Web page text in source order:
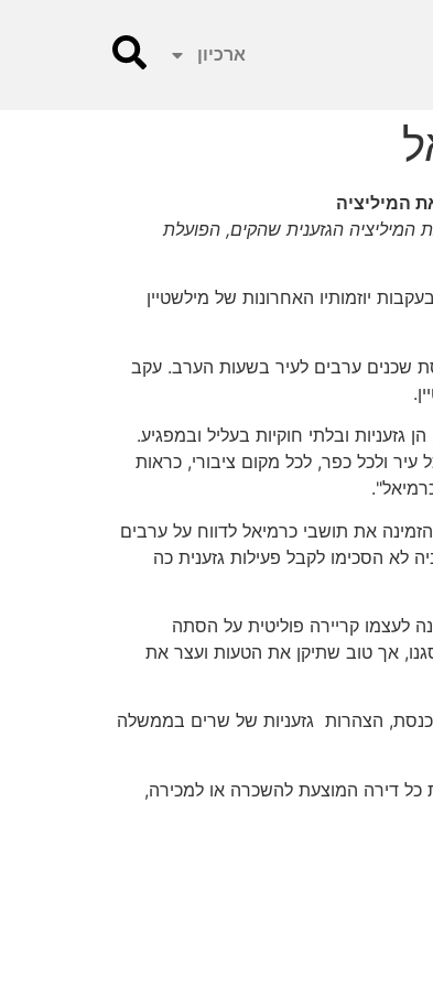
ארכיון
המיליציה
הגזענית שהקים, הפועלת
יוזמותיו האחרונות של מילשטיין
שכנים ערבים לעיר בשעות הערב. עקב
ובלתי חוקיות בעליל ובמפגיע.
ולכל כפר, לכל מקום ציבורי, כראות
את תושבי כרמיאל לדווח על ערבים
לא הסכימו לקבל פעילות גזענית כה
לעצמו קריירה פוליטית על הסתה
אך טוב שתיקן את הטעות ועצר את
בכנסת, הצהרות גזעניות של שרים בממשלה
כל דירה המוצעת להשכרה או למכירה,